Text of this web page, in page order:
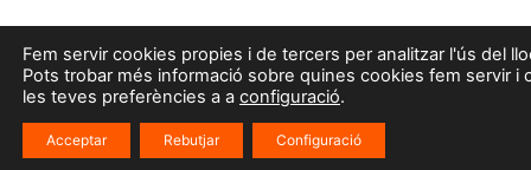
Fem servir cookies propies i de tercers per analitzar l'ús del
Pots trobar més informació sobre quines cookies fem servir i
les teves preferències a a configuració.
Acceptar Rebutjar Configuració